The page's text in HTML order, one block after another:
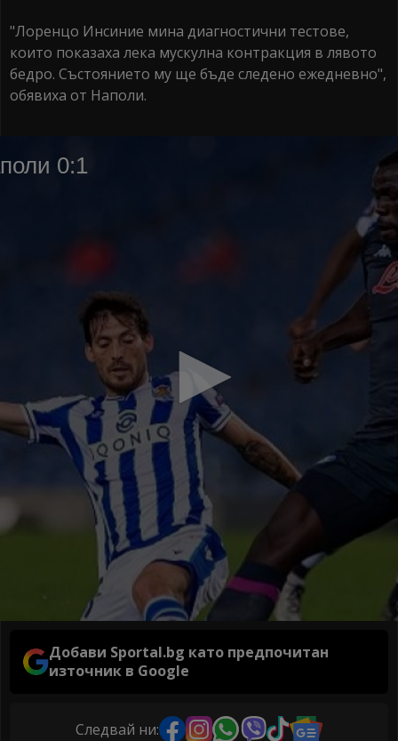
"Лоренцо Инсиние мина диагностични тестове,
които показаха лека мускулна контракция в лявото
бедро. Състоянието му ще бъде следено ежедневно",
обявиха от Наполи.
Добави Sportal.bg като предпочитан
източник в Google
Следвай ни: